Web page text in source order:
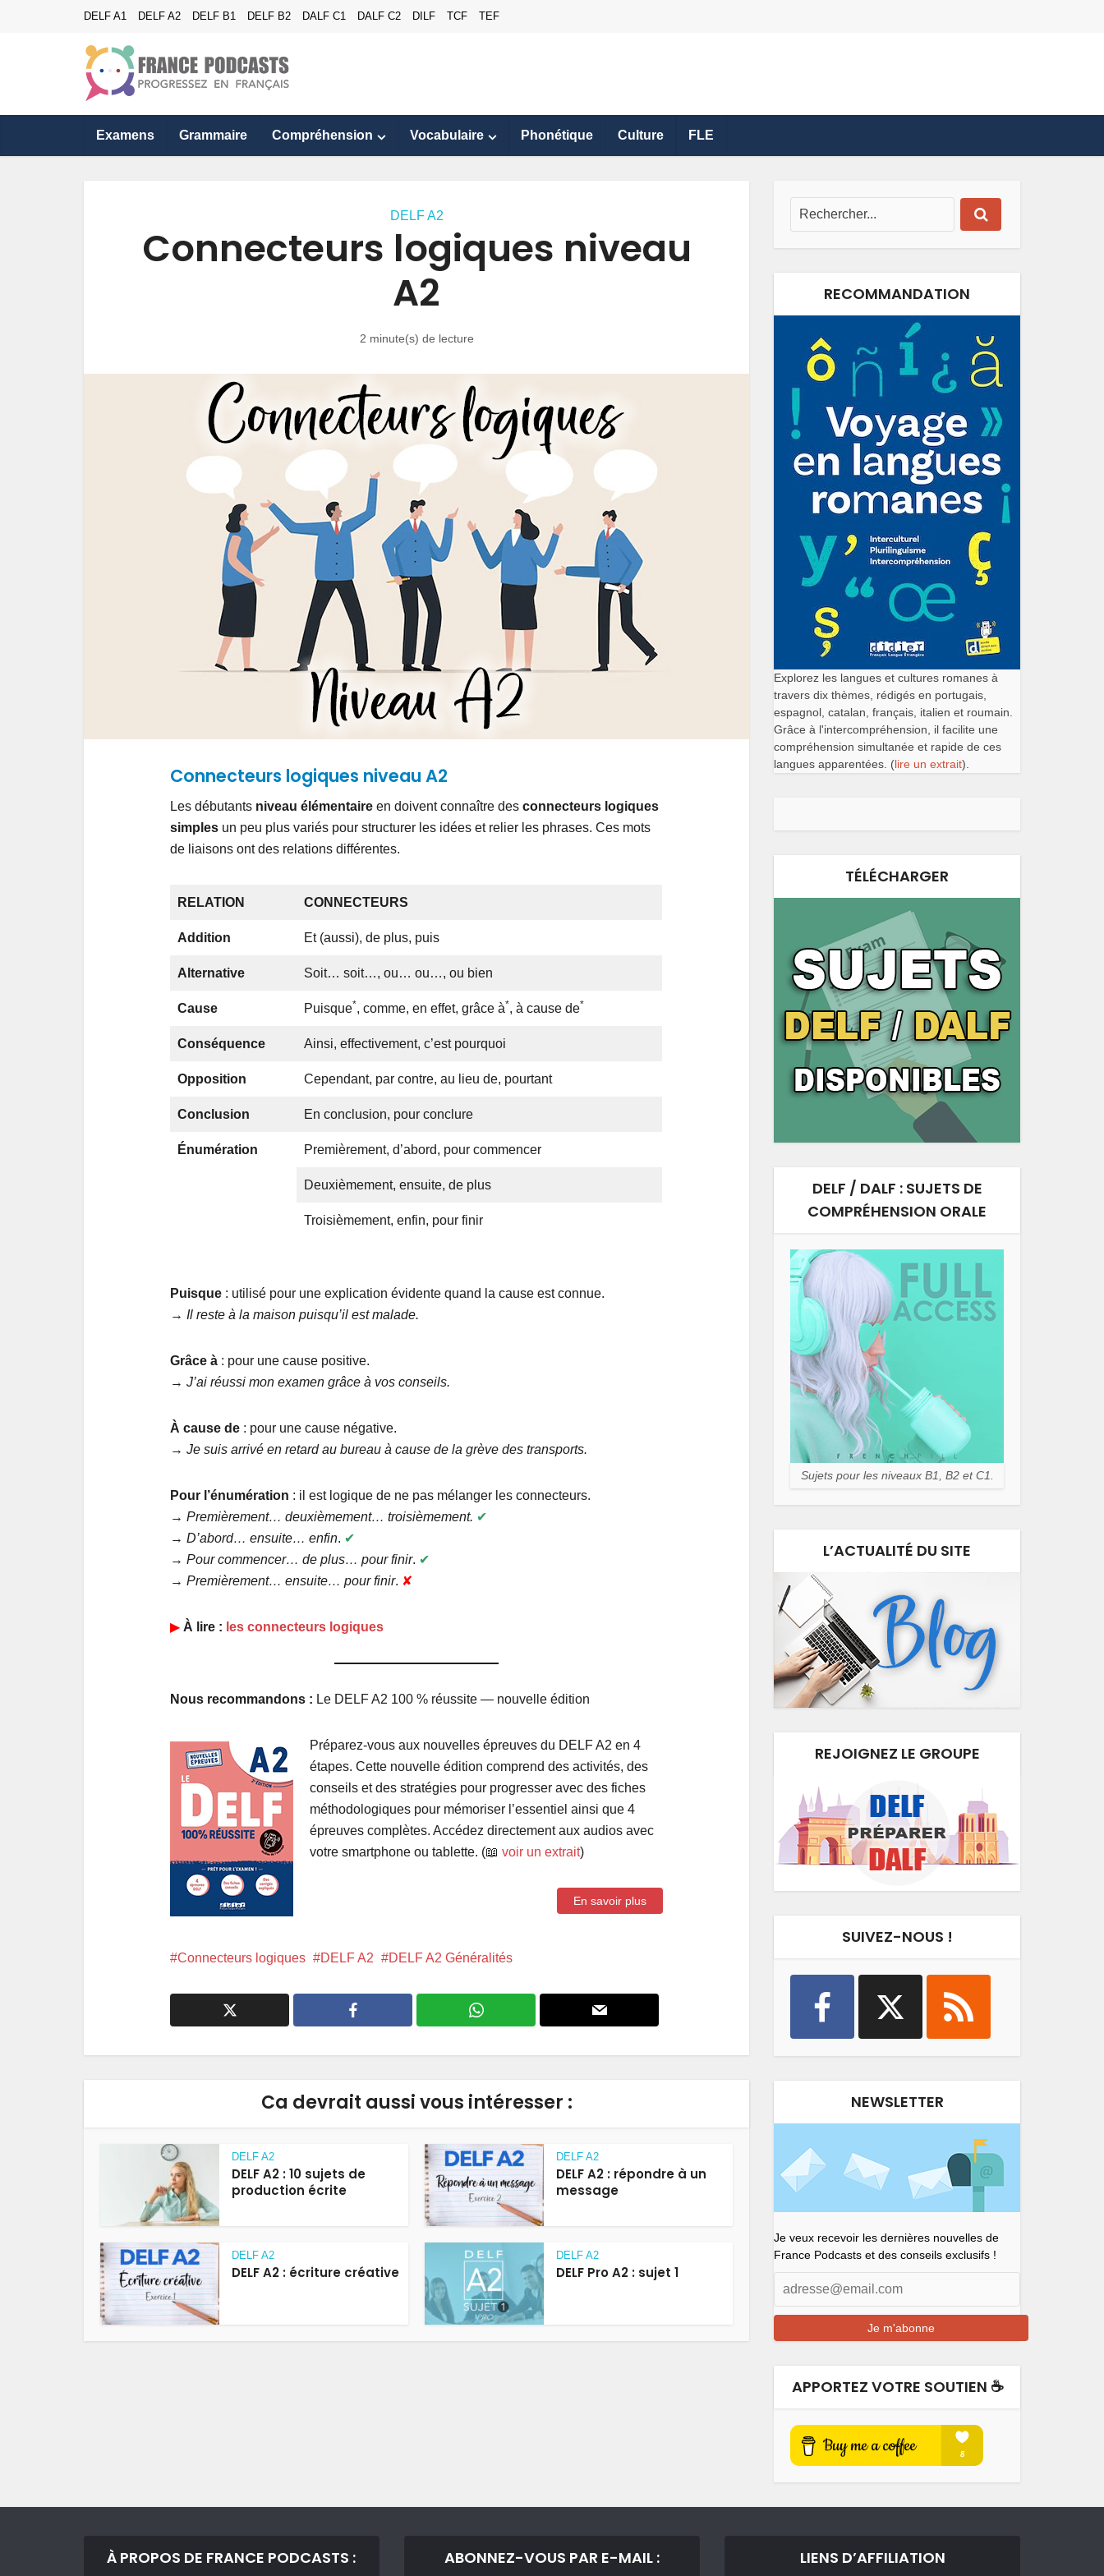
DELF A1 DELF A2 DELF B1 DELF B2 DALF C1 DALF C2 DILF TCF TEF
Examens Grammaire Compréhension Vocabulaire Phonétique Culture FLE
DELF A2
Connecteurs logiques niveau
A2
2 minute(s) de lecture
Connecteurs logiques niveau A2
Les débutants niveau élémentaire en doivent connaître des connecteurs logiques
simples un peu plus variés pour structurer les idées et relier les phrases. Ces mots
de liaisons ont des relations différentes.
RELATION CONNECTEURS
Addition Et (aussi), de plus, puis
Alternative Soit… soit…, ou… ou…, ou bien
Cause Puisque*, comme, en effet, grâce à*, à cause de*
Conséquence Ainsi, effectivement, c’est pourquoi
Opposition Cependant, par contre, au lieu de, pourtant
Conclusion En conclusion, pour conclure
Énumération Premièrement, d’abord, pour commencer
Deuxièmement, ensuite, de plus
Troisièmement, enfin, pour finir
Puisque : utilisé pour une explication évidente quand la cause est connue.
→ Il reste à la maison puisqu’il est malade.
Grâce à : pour une cause positive.
→ J’ai réussi mon examen grâce à vos conseils.
À cause de : pour une cause négative.
→ Je suis arrivé en retard au bureau à cause de la grève des transports.
Pour l’énumération : il est logique de ne pas mélanger les connecteurs.
→ Premièrement… deuxièmement… troisièmement. ✔︎
→ D’abord… ensuite… enfin. ✔︎
→ Pour commencer… de plus… pour finir. ✔︎
→ Premièrement… ensuite… pour finir. ✘
▶︎ À lire : les connecteurs logiques
Nous recommandons : Le DELF A2 100 % réussite — nouvelle édition
Préparez-vous aux nouvelles épreuves du DELF A2 en 4
étapes. Cette nouvelle édition comprend des activités, des
conseils et des stratégies pour progresser avec des fiches
méthodologiques pour mémoriser l’essentiel ainsi que 4
épreuves complètes. Accédez directement aux audios avec
votre smartphone ou tablette. (📖 voir un extrait)
En savoir plus
Connecteurs logiques DELF A2 DELF A2 Généralités
Ca devrait aussi vous intéresser :
DELF A2
DELF A2 : 10 sujets de
production écrite
DELF A2
DELF A2 : répondre à un
message
DELF A2
DELF A2 : écriture créative
DELF A2
DELF Pro A2 : sujet 1
RECOMMANDATION
Explorez les langues et cultures romanes à
travers dix thèmes, rédigés en portugais,
espagnol, catalan, français, italien et roumain.
Grâce à l'intercompréhension, il facilite une
compréhension simultanée et rapide de ces
langues apparentées. (lire un extrait).
TÉLÉCHARGER
DELF / DALF : SUJETS DE
COMPRÉHENSION ORALE
Sujets pour les niveaux B1, B2 et C1.
L’ACTUALITÉ DU SITE
REJOIGNEZ LE GROUPE
SUIVEZ-NOUS !
NEWSLETTER
Je veux recevoir les dernières nouvelles de
France Podcasts et des conseils exclusifs !
APPORTEZ VOTRE SOUTIEN ☕️
À PROPOS DE FRANCE PODCASTS : ABONNEZ-VOUS PAR E-MAIL : LIENS D’AFFILIATION